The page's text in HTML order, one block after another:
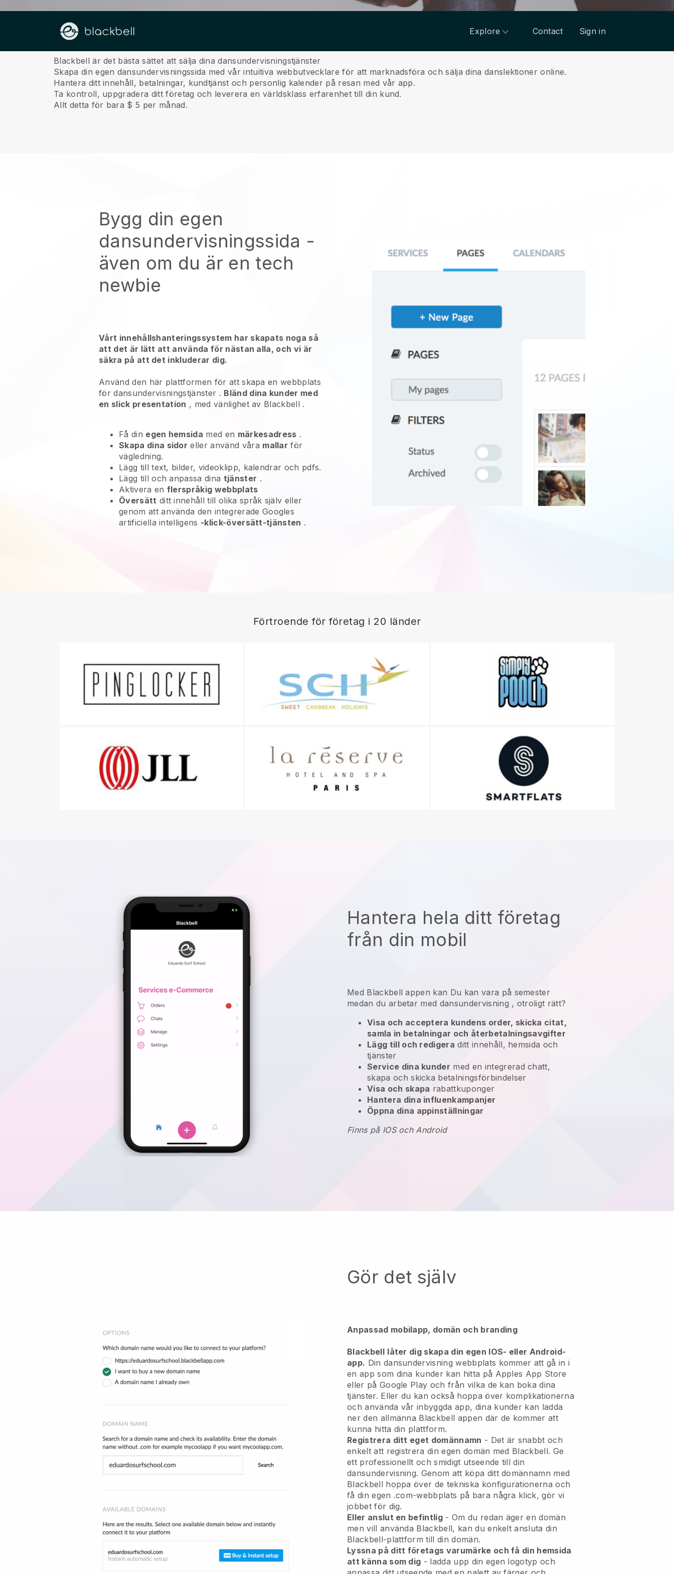
Explore Contact Sign in
Om oss
Blackbell är det bästa sättet att sälja dina dansundervisningstjänster
Skapa din egen dansundervisningssida med vår intuitiva webbutvecklare för att marknadsföra och sälja dina danslektioner online.
Hantera ditt innehåll, betalningar, kundtjänst och personlig kalender på resan med vår app.
Ta kontroll, uppgradera ditt företag och leverera en världsklass erfarenhet till din kund.
Allt detta för bara $ 5 per månad.
Bygg din egen
dansundervisningssida -
även om du är en tech
newbie
Vårt innehållshanteringssystem har skapats noga så
att det är lätt att använda för nästan alla, och vi är
säkra på att det inkluderar dig.
Använd den här plattformen för att skapa en webbplats
fördansundervisningstjänster . Bländ dina kunder med
en slick presentation , med vänlighet av Blackbell .
Få din egen hemsida med en märkesadress .
Skapa dina sidor eller använd våra mallar för
vägledning.
Lägg till text, bilder, videoklipp, kalendrar och pdfs.
Lägg till och anpassa dina tjänster .
Aktivera en flerspråkig webbplats
Översätt ditt innehåll till olika språk själv eller
genom att använda den integrerade Googles
artificiella intelligens -klick-översätt-tjänsten .
Förtroende för företag i 20 länder
Hantera hela ditt företag
från din mobil
Med Blackbell appen kan Du kan vara på semester
medan du arbetar med dansundervisning , otroligt rätt?
Visa och acceptera kundens order, skicka citat,
samla in betalningar och återbetalningsavgifter
Lägg till och redigera ditt innehåll, hemsida och
tjänster
Service dina kunder med en integrerad chatt,
skapa och skicka betalningsförbindelser
Visa och skapa rabattkuponger
Hantera dina influenkampanjer
Öppna dina appinställningar
Finns på IOS och Android
Gör det själv
Anpassad mobilapp, domän och branding
Blackbell låter dig skapa din egen IOS- eller Android-
app. Din dansundervisning webbplats kommer att gå in i
en app som dina kunder kan hitta på Apples App Store
eller på Google Play och från vilka de kan boka dina
tjänster. Eller du kan också hoppa över komplikationerna
och använda vår inbyggda app, dina kunder kan ladda
ner den allmänna Blackbell appen där de kommer att
kunna hitta din plattform.
Registrera ditt eget domännamn - Det är snabbt och
enkelt att registrera din egen domän med Blackbell. Ge
ett professionellt och smidigt utseende till din
dansundervisning. Genom att köpa ditt domännamn med
Blackbell hoppa över de tekniska konfigurationerna och
få din egen .com-webbplats på bara några klick, gör vi
jobbet för dig.
Eller anslut en befintlig - Om du redan äger en domän
men vill använda Blackbell, kan du enkelt ansluta din
Blackbell-plattform till din domän.
Lyssna på ditt företags varumärke och få din hemsida
att känna som dig - ladda upp din egen logotyp och